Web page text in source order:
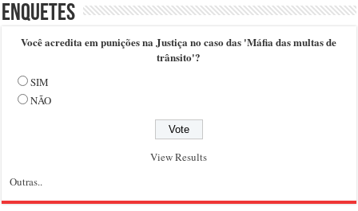
Enquetes
Você acredita em punições na Justiça no caso das 'Máfia das multas de
trânsito'?
SIM
NÃO
View Results
Outras..